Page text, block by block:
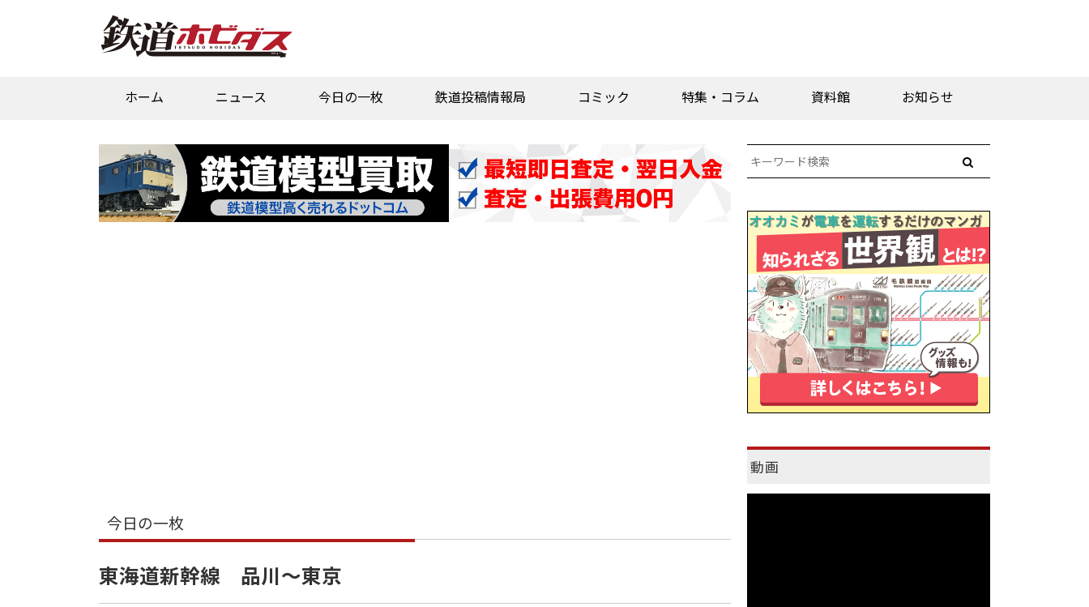
ホーム ニュース 今日の一枚 鉄道投稿情報局 コミック 特集・コラム 資料館 お知らせ
今日の一枚
東海道新幹線 品川～東京
動画